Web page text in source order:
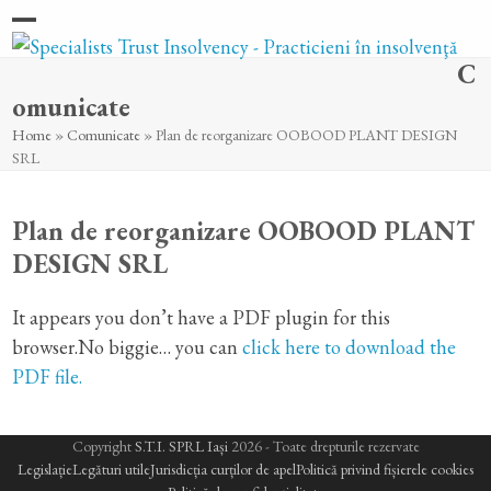
Skip
toOpen
menu
Close
menu
C
omunicate
Home » Comunicate »Plan de reorganizare OOBOOD PLANT DESIGN
SRL
Plan de reorganizare OOBOOD PLANT
DESIGN SRL
It appears you don’t have a PDF plugin for this
browser.No biggie… you canclick here to download the
PDF file.
CopyrightS.T.I. SPRL Iași2026 - Toate drepturile rezervate
LegislațieLegături utileJurisdicția curților de apelPolitică privind fișierele cookies